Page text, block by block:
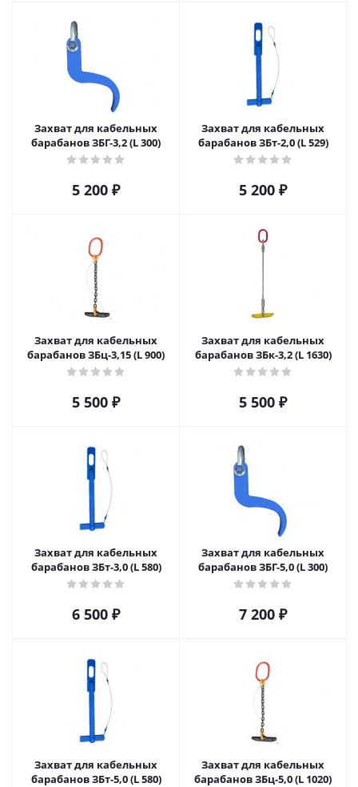
Захват для кабельных
барабанов ЗБГ-3,2 (L 300)
5 200 ₽
Захват для кабельных
барабанов ЗБт-2,0 (L 529)
5 200 ₽
Захват для кабельных
барабанов ЗБц-3,15 (L 900)
5 500 ₽
Захват для кабельных
барабанов ЗБк-3,2 (L 1630)
5 500 ₽
Захват для кабельных
барабанов ЗБт-3,0 (L 580)
6 500 ₽
Захват для кабельных
барабанов ЗБГ-5,0 (L 300)
7 200 ₽
Захват для кабельных
барабанов ЗБт-5,0 (L 580)
Захват для кабельных
барабанов ЗБц-5,0 (L 1020)